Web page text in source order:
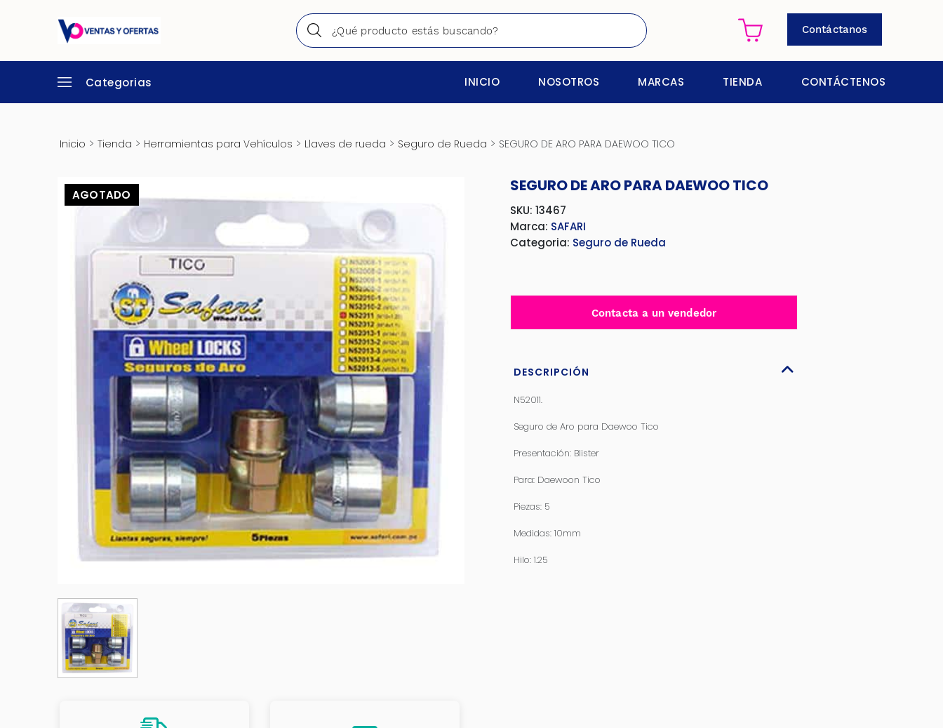
Contáctanos
Categorias INICIO NOSOTROS MARCAS TIENDA CONTÁCTENOS
Inicio > Tienda > Herramientas para Vehículos > Llaves de rueda > Seguro de Rueda > SEGURO DE ARO PARA DAEWOO TICO
AGOTADO SEGURO DE ARO PARA DAEWOO TICO
SKU: 13467
Marca: SAFARI
Categoria: Seguro de Rueda
Contacta a un vendedor
DESCRIPCIÓN
N52011.
Seguro de Aro para Daewoo Tico
Presentación: Blister
Para: Daewoon Tico
Piezas: 5
Medidas: 10mm
Hilo: 1.25